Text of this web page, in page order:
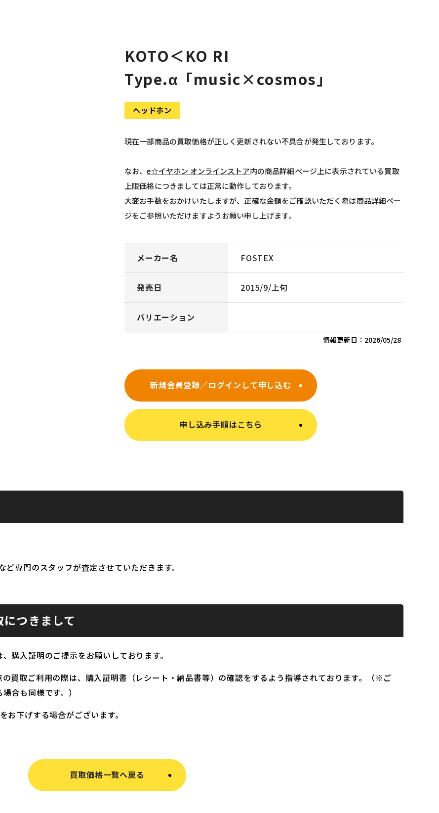
KOTO＜KO RI
Type.α「music×cosmos」
ヘッドホン
現在一部商品の買取価格が正しく更新されない不具合が発生しております。
なお、e☆イヤホン オンラインストア内の商品詳細ページ上に表示されている買取
上限価格につきましては正常に動作しております。
大変お手数をおかけいたしますが、正確な金額をご確認いただく際は商品詳細ペー
ジをご参照いただけますようお願い申し上げます。
メーカー名 FOSTEX
発売日 2015/9/上旬
バリエーション
情報更新日： 2026/05/28
新規会員登録／ログインして申し込む
申し込み手順はこちら
専門のスタッフが査定させていただきます。
つきまして
購入証明のご提示をお願いしております。
買取ご利用の際は、購入証明書（レシート・納品書等）の確認をするよう指導されております。（※ご
合も同様です。）
下げする場合がございます。
買取価格一覧へ戻る